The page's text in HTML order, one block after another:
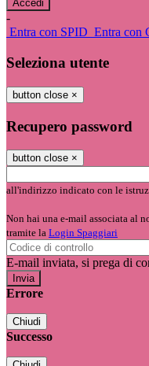
-
Entra con SPID Entra con
Seleziona utente
button close ×
Recupero password
button close ×
all'indirizzo indicato con le
Non hai una e-mail associata al
tramite la Login Spaggiari
E-mail inviata, si prega di
Errore
Chiudi
Successo